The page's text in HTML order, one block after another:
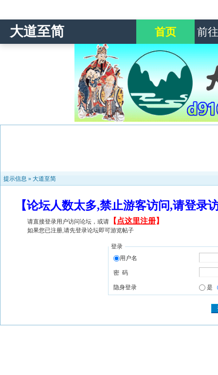
大道至简 首页 前
提示信息 » 大道至简
【论坛人数太多,禁止游客访问,请登
请直接登录用户访问论坛，或请 【 点这里注册】
如果您已注册,请先登录论坛即可游览帖子
登录
用户名
密 码
隐身登录 是